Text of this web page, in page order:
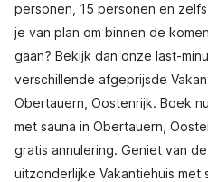
personen, 15 personen en
je van plan om binnen de
gaan? Bekijk dan onze last-
verschillende afgeprijsde
Obertauern, Oostenrijk. Boek
met sauna in Obertauern,
gratis annulering. Geniet van
uitzonderlijke Vakantiehuis met